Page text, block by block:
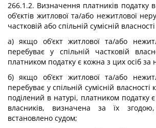
266.1.2. Визначення платників податку
об’єктів житлової та/або нежитлової
частковій або спільній сумісній власності
а) якщо об’єкт житлової та/або
перебуває у спільній частковій
платником податку є кожна з цих осіб за
б) якщо об’єкт житлової та/або
перебуває у спільній сумісній власності
поділений в натурі, платником податку
власників, визначена за їх
встановлено судом;